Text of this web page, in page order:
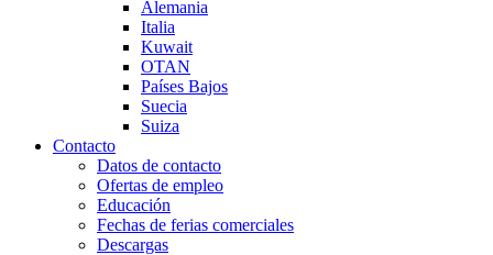
Alemania
Italia
Kuwait
OTAN
Países Bajos
Suecia
Suiza
Contacto
Datos de contacto
Ofertas de empleo
Educación
Fechas de ferias comerciales
Descargas